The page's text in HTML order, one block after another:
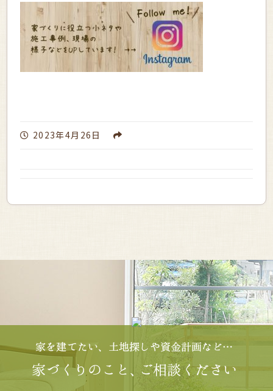
2023年4月26日